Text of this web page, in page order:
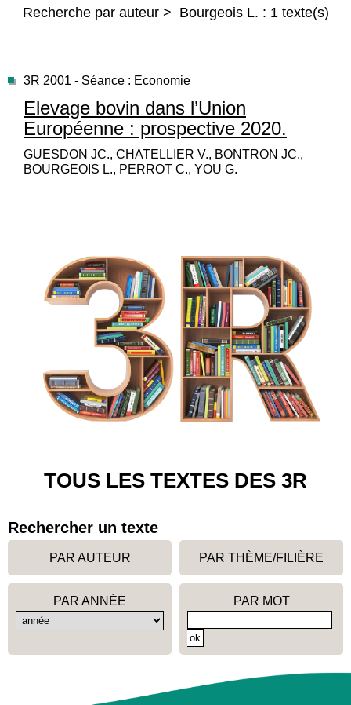
Recherche par auteur > Bourgeois L. : 1 texte(s)
3R 2001 - Séance : Economie
Elevage bovin dans l’Union
Européenne : prospective 2020.
GUESDON JC., CHATELLIER V., BONTRON JC.,
BOURGEOIS L., PERROT C., YOU G.
TOUS LES TEXTES DES 3R
Rechercher un texte
PAR AUTEUR PAR THÈME/FILIÈRE
PAR ANNÉE PAR MOT